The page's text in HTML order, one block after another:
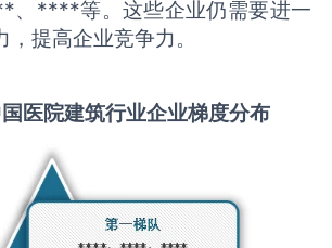
、****等。这些企业仍需要进一
提高企业竞争力。
医院建筑行业企业梯度分布